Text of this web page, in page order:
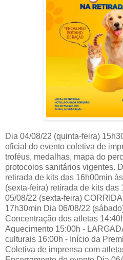
Dia 04/08/22 (quinta-feira)
oficial do evento coletiva de
troféus, medalhas, mapa do
protocolos sanitários vigentes.
retirada de kits das 16h00min
(sexta-feira) retirada de kits
05/08/22 (sexta-feira)
17h30min Dia 06/08/22
Concentração dos atletas
Aquecimento 15:00h -
culturais 16:00h - Início da
Coletiva de imprensa com